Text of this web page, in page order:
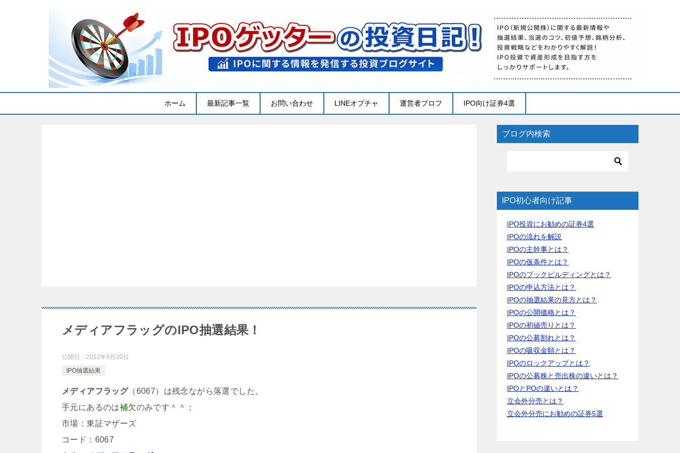
ホーム 最新記事一覧 お問い合わせ LINEオプチャ 運営者プロフ IPO向け証券4選
メディアフラッグのIPO抽選結果！
公開日： 2012年9月20日
IPO抽選結果
メディアフラッグ（6067）は残念ながら落選でした。
手元にあるのは補欠のみです＾＾；
市場：東証マザーズ
コード：6067
ブログ内検索
IPO初心者向け記事
IPO投資にお勧めの証券4選
IPOの流れを解説
IPOの主幹事とは？
IPOの仮条件とは？
IPOのブックビルディングとは？
IPOの申込方法とは？
IPOの抽選結果の見方とは？
IPOの公開価格とは？
IPOの初値売りとは？
IPOの公募割れとは？
IPOの吸収金額とは？
IPOのロックアップとは？
IPOの公募株と売出株の違いとは？
IPOとPOの違いとは？
立会外分売とは？
立会外分売にお勧めの証券5選